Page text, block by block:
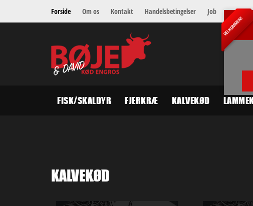
Forside Om os Kontakt Handelsbetingelser Job
FISK/SKALDYR FJERKRÆ KALVEKØD
KALVEKØD
VELKOMMEN!